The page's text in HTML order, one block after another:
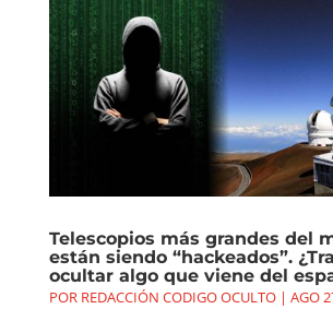
Telescopios más grandes del
están siendo “hackeados”.
ocultar algo que viene del
POR REDACCIÓN CODIGO OCULTO| AGO